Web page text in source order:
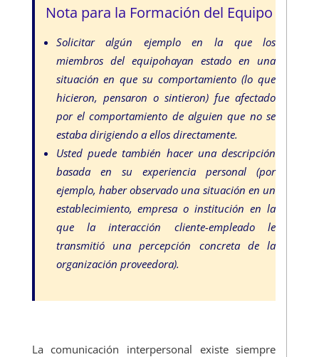
Nota para la Formación del Equipo
Solicitar algún ejemplo en la que los
miembros del equipohayan estado en una
situación en que su comportamiento (lo que
hicieron, pensaron o sintieron) fue afectado
por el comportamiento de alguien que no se
estaba dirigiendo a ellos directamente.
Usted puede también hacer una descripción
basada en su experiencia personal (por
ejemplo, haber observado una situación en un
establecimiento, empresa o institución en la
que la interacción cliente-empleado le
transmitió una percepción concreta de la
organización proveedora).
La comunicación interpersonal existe siempre